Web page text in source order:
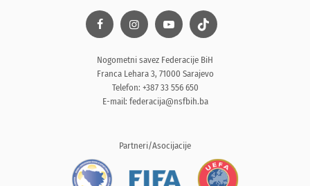
Nogometni savez Federacije BiH
Franca Lehara 3, 71000 Sarajevo
Telefon: +387 33 556 650
E-mail: federacija@nsfbih.ba
Partneri/Asocijacije